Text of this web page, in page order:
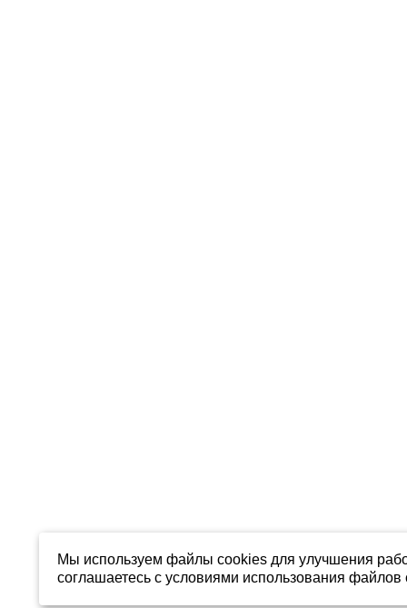
Мы используем файлы cookies для улучшения
соглашаетесь с условиями использования файлов